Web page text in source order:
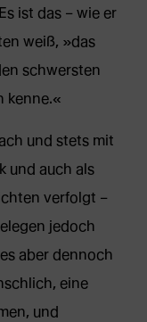
ist das – wie er
weiß, »das
schwersten
kenne.«
und stets mit
und auch als
verfolgt –
jedoch
aber dennoch
eine
und